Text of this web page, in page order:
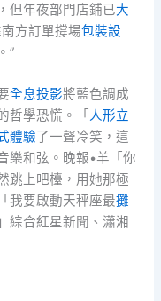
但年夜部門店鋪已大
方訂單撐場包裝設
”
全息投影將藍色調成
哲學恐慌。「 人形立
體驗了一聲冷笑，這
樂和弦。晚報•羊「你
跳上吧檯，用她那極
我要啟動天秤座最攤
綜合紅星新聞、瀟湘